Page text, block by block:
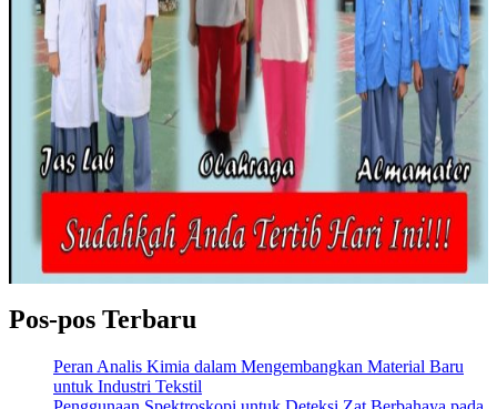
Pos-pos Terbaru
Peran Analis Kimia dalam Mengembangkan Material Baru
untuk Industri Tekstil